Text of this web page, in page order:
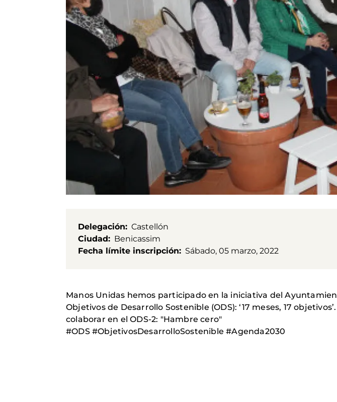
Delegación
Castellón
Ciudad
Benicassim
Fecha límite inscripción
Sábado, 05 marzo, 2022
Manos Unidas hemos participado en la iniciativa del
Objetivos de Desarrollo Sostenible (ODS): ‘17 meses, 17
colaborar en el ODS-2: "Hambre cero"
#ODS #ObjetivosDesarrolloSostenible #Agenda2030